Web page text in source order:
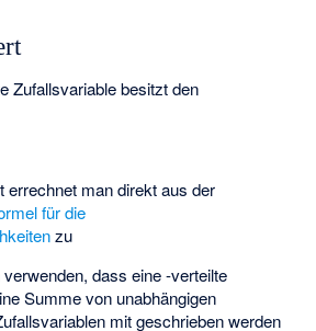
Zufallsvariablebesitzt den
errechnet man direkt aus der
für die
zu
dass eine-verteilte
Summe von unabhängigen
mitgeschrieben werden